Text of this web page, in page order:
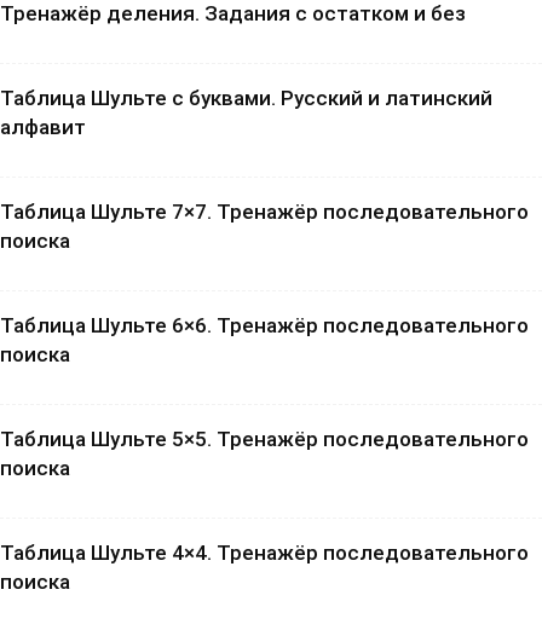
Тренажёр деления. Задания с остатком и без
Таблица Шульте с буквами. Русский и латинский
алфавит
Таблица Шульте 7×7. Тренажёр последовательного
поиска
Таблица Шульте 6×6. Тренажёр последовательного
поиска
Таблица Шульте 5×5. Тренажёр последовательного
поиска
Таблица Шульте 4×4. Тренажёр последовательного
поиска